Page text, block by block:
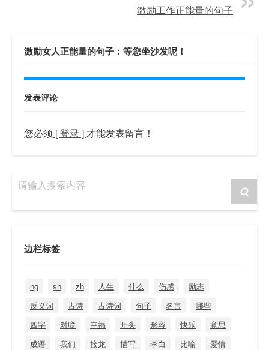
激励工作正能量的句子
激励女人正能量的句子：等您坐沙发呢！
发表评论
您必须 [ 登录 ] 才能发表留言！
请输入搜索内容
边栏标签
ng sh zh 人生 什么 伤感
励志
反义词
古诗 古诗词 句子 名言
哪些
四字
对联 幸福 开头 形容 快乐
意思
成语
我们 接龙 描写 李白 比喻
爱情